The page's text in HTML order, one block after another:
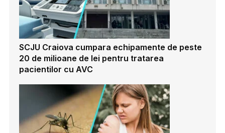
SCJU Craiova cumpara echipamente de peste
20 de milioane de lei pentru tratarea
pacientilor cu AVC